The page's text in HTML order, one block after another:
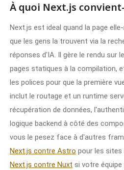
À quoi Next.js
Next.js est ideal quand la page
que les gens la trouvent via la
réponses d'IA. Il gère le rendu sur
pages statiques à la compilation,
les polices pour que la première
inclut le routage et un runtime
récupération de données,
logique backend à côté des
vous le pesez face à d'autres
Next.js contre Astro pour les sites
Next.js contre Nuxt si votre équipe